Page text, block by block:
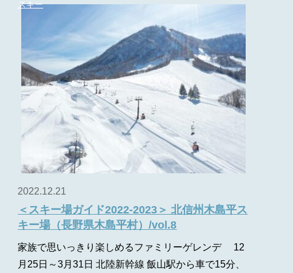
スキー
2022.12.21
＜スキー場ガイド2022-2023＞ 北信州木島平ス
キー場（長野県木島平村）/vol.8
家族で思いっきり楽しめるファミリーゲレンデ 12
月25日～3月31日 北陸新幹線 飯山駅から車で15分、